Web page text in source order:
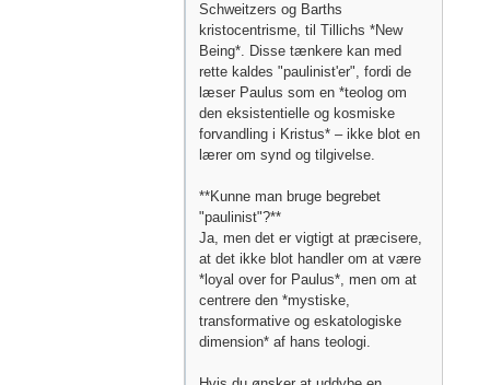
Schweitzers og Barths
kristocentrisme, til Tillichs *New
Being*. Disse tænkere kan med
rette kaldes "paulinist'er", fordi de
læser Paulus som en *teolog om
den eksistentielle og kosmiske
forvandling i Kristus* – ikke blot en
lærer om synd og tilgivelse.
**Kunne man bruge begrebet
"paulinist"?**
Ja, men det er vigtigt at præcisere,
at det ikke blot handler om at være
*loyal over for Paulus*, men om at
centrere den *mystiske,
transformative og eskatologiske
dimension* af hans teologi.